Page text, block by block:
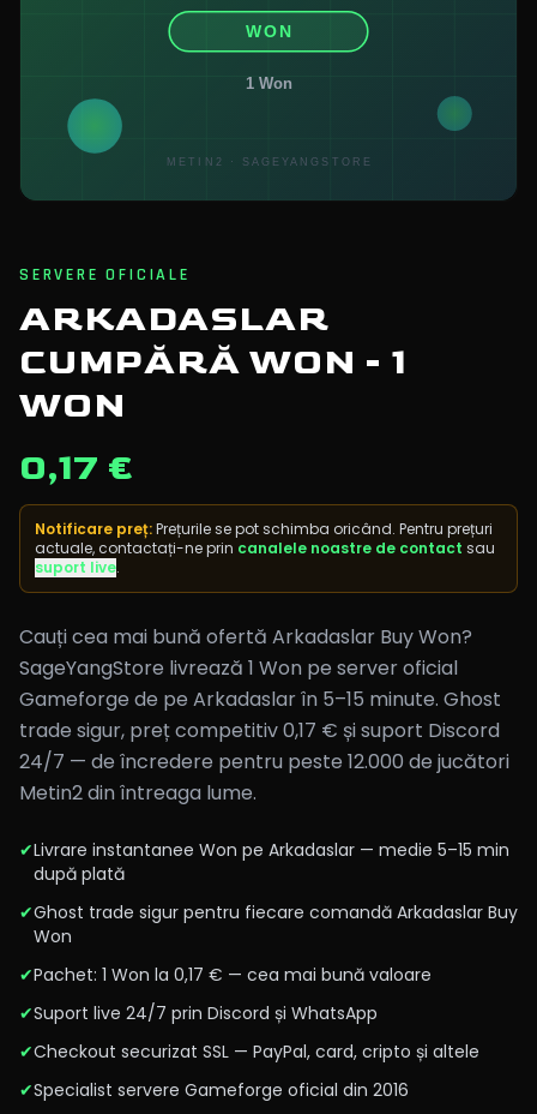
SERVERE OFICIALE
ARKADASLAR
CUMPĂRĂ WON - 1
WON
0,17 €
Notificare preț:Prețurile se pot schimba oricând. Pentru prețuri
actuale, contactați-ne prin canalele noastre de contact sau
suport live.
Cauți cea mai bună ofertă Arkadaslar Buy Won?
SageYangStore livrează 1 Won pe server oficial
Gameforge de pe Arkadaslar în 5–15 minute. Ghost
trade sigur, preț competitiv 0,17 € și suport Discord
24/7 — de încredere pentru peste 12.000 de jucători
Metin2 din întreaga lume.
✔Livrare instantanee Won pe Arkadaslar — medie 5–15 min
după plată
✔Ghost trade sigur pentru fiecare comandă Arkadaslar Buy
Won
✔Pachet: 1 Won la 0,17 € — cea mai bună valoare
✔Suport live 24/7 prin Discord și WhatsApp
✔Checkout securizat SSL — PayPal, card, cripto și altele
✔Specialist servere Gameforge oficial din 2016